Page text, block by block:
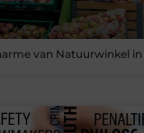
van Natuurwinkel